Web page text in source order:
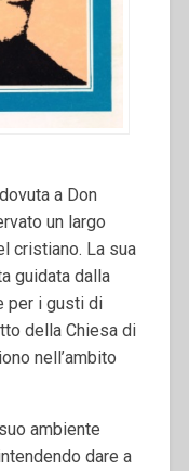
a Don
un largo
cristiano. La sua
guidata dalla
per i gusti di
della Chiesa di
nell’ambito
ambiente
dare a